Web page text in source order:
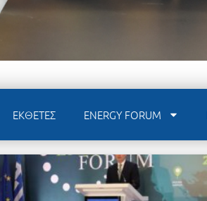
ΕΚΘΕΤΕΣ ENERGY FORUM